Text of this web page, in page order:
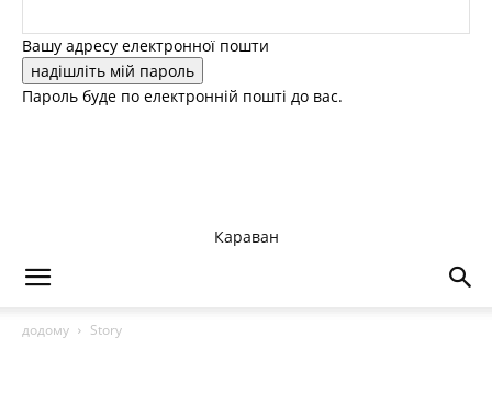
Вашу адресу електронної пошти
Пароль буде по електронній пошті до вас.
Караван
додому Story